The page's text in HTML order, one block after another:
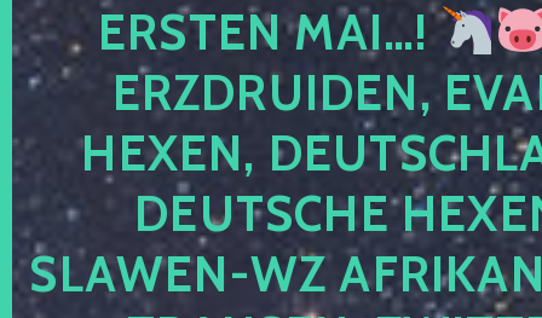
ERSTEN MAI…!
ERZDRUIDEN,
HEXEN,
DEUTSCHE
SLAWEN-WZ